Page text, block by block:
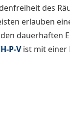
des
erlauben
dauerhaften
P-Vist mit einer